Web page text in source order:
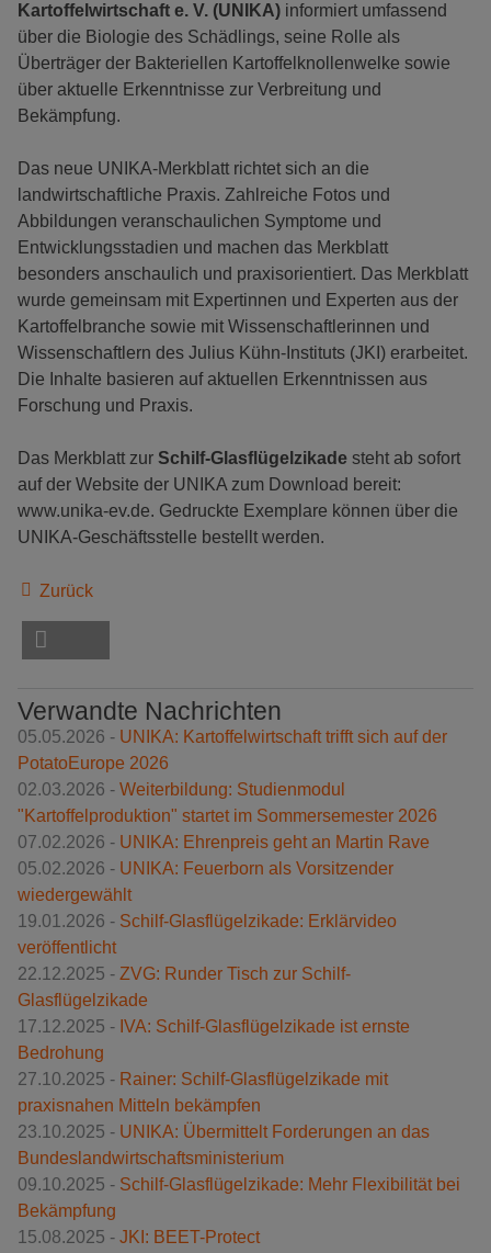
Kartoffelwirtschaft e. V. (UNIKA) informiert umfassend
über die Biologie des Schädlings, seine Rolle als
Überträger der Bakteriellen Kartoffelknollenwelke sowie
über aktuelle Erkenntnisse zur Verbreitung und
Bekämpfung.
Das neue UNIKA-Merkblatt richtet sich an die
landwirtschaftliche Praxis. Zahlreiche Fotos und
Abbildungen veranschaulichen Symptome und
Entwicklungsstadien und machen das Merkblatt
besonders anschaulich und praxisorientiert. Das Merkblatt
wurde gemeinsam mit Expertinnen und Experten aus der
Kartoffelbranche sowie mit Wissenschaftlerinnen und
Wissenschaftlern des Julius Kühn-Instituts (JKI) erarbeitet.
Die Inhalte basieren auf aktuellen Erkenntnissen aus
Forschung und Praxis.
Das Merkblatt zur Schilf-Glasflügelzikade steht ab sofort
auf der Website der UNIKA zum Download bereit:
www.unika-ev.de. Gedruckte Exemplare können über die
UNIKA-Geschäftsstelle bestellt werden.
Zurück
Verwandte Nachrichten
05.05.2026 - UNIKA: Kartoffelwirtschaft trifft sich auf der
PotatoEurope 2026
02.03.2026 - Weiterbildung: Studienmodul
"Kartoffelproduktion" startet im Sommersemester 2026
07.02.2026 - UNIKA: Ehrenpreis geht an Martin Rave
05.02.2026 - UNIKA: Feuerborn als Vorsitzender
wiedergewählt
19.01.2026 - Schilf-Glasflügelzikade: Erklärvideo
veröffentlicht
22.12.2025 - ZVG: Runder Tisch zur Schilf-
Glasflügelzikade
17.12.2025 - IVA: Schilf-Glasflügelzikade ist ernste
Bedrohung
27.10.2025 - Rainer: Schilf-Glasflügelzikade mit
praxisnahen Mitteln bekämpfen
23.10.2025 - UNIKA: Übermittelt Forderungen an das
Bundeslandwirtschaftsministerium
09.10.2025 - Schilf-Glasflügelzikade: Mehr Flexibilität bei
Bekämpfung
15.08.2025 - JKI: BEET-Protect